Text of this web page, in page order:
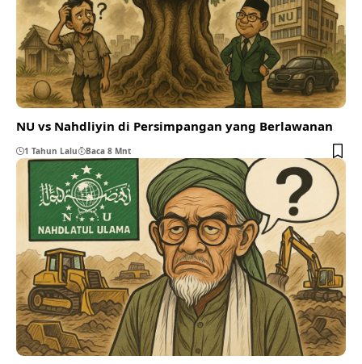
NU vs Nahdliyin di Persimpangan yang Berlawanan
1 Tahun Lalu Baca 8 Mnt